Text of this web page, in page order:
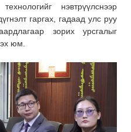
нэвтрүүлснээр
гаргах, гадаад улс руу
зорих урсгалыг
юм.